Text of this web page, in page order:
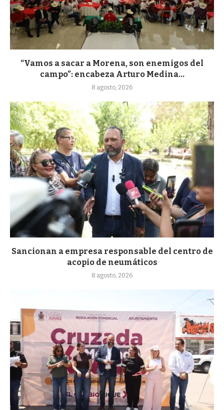
“Vamos a sacar a Morena, son enemigos del
campo”: encabeza Arturo Medina...
8 agosto, 2026
Sancionan a empresa responsable del centro de
acopio de neumáticos
8 agosto, 2026